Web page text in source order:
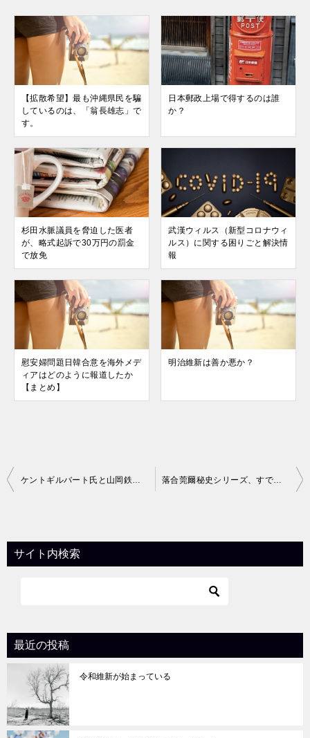
【拡散希望】最も沖縄県民を騙
しているのは、「翁長雄志」で
す。
日本郵政上場で得するのは誰
か？
杉田水脈議員を脅迫した医者
が、略式起訴で30万円の罰金
で放免
武漢ウィルス（新型コロナウィ
ルス）に関する困りごと解決情
報
慰安婦問題日韓合意を海外メデ
ィアはどのように報道したか
【まとめ】
明治維新は善か悪か？
投
ビ
ゲ
ョ
ン
ケントギルバート氏と山岡鉄秀氏が朝日新聞に質問状を送った件、その3 落合莞爾秘史シリーズ、すでに絶版になった書籍もあります。
サイト内検索
最近の投稿
令和維新が始まっている